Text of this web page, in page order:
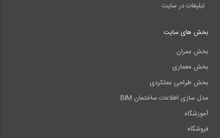
تبلیغات در سایت
بخش های سایت
بخش عمران
بخش معماری
بخش طراحی عملکردی
مدل سازی اطلاعات ساختمان BIM
آموزشگاه
فروشگاه